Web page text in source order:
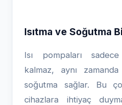
Isıtma ve Soğutma
Isı pompaları
kalmaz, aynı
soğutma sağlar. Bu
cihazlara ihtiyaç